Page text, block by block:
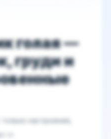
голая —
груди и
настроение,
👀